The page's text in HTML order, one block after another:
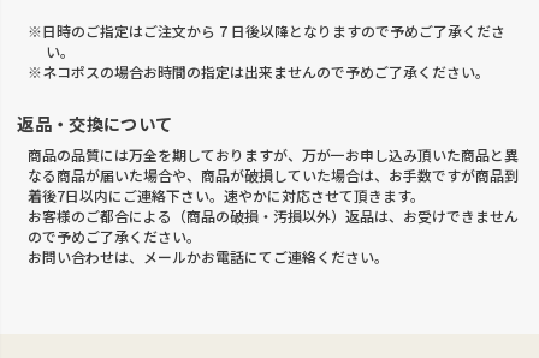
※日時のご指定はご注文から 7 日後以降となりますので予めご了承くださ
い。
※ネコポスの場合お時間の指定は出来ませんので予めご了承ください。
返品・交換について
商品の品質には万全を期しておりますが、万が一お申し込み頂いた商品と異
なる商品が届いた場合や、商品が破損していた場合は、お手数ですが商品到
着後7日以内にご連絡下さい。速やかに対応させて頂きます。
お客様のご都合による（商品の破損・汚損以外）返品は、お受けできません
ので予めご了承ください。
お問い合わせは、メールかお電話にてご連絡ください。